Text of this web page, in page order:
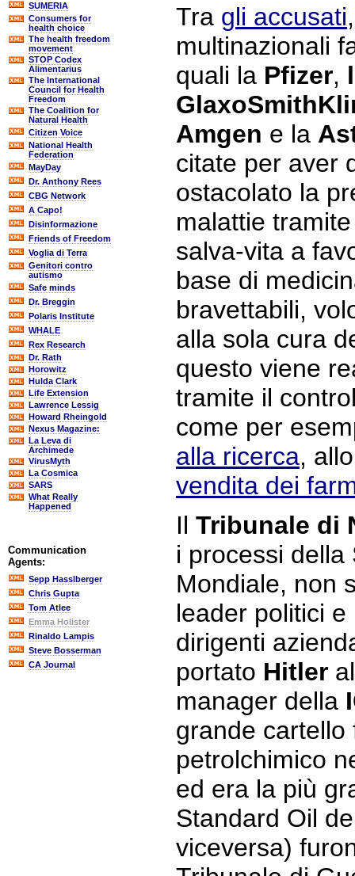
SUMERIA
Consumers for
health choice
The health freedom
movement
STOP Codex
Alimentarius
The International
Council for Health
Freedom
The Coalition for
Natural Health
Citizen Voice
National Health
Federation
MayDay
Dr. Anthony Rees
CBG Network
A Capo!
Disinformazione
Friends of Freedom
Voglia di Terra
Genitori contro
autismo
Safe minds
Dr. Breggin
Polaris Institute
WHALE
Rex Research
Dr. Rath
Horowitz
Hulda Clark
Life Extension
Lawrence Lessig
Howard Rheingold
Nexus Magazine:
La Leva di
Archimede
VirusMyth
La Cosmica
SARS
What Really
Happened
Communication
Agents:
Sepp Hasslberger
Chris Gupta
Tom Atlee
Emma Holister
Rinaldo Lampis
Steve Bosserman
CA Journal
Tra gli accusati
multinazionali
quali la Pfizer,
Amgen e la
citate per aver
ostacolato la
malattie
salva-vita a
base di
bravettabili,
alla sola cura
questo viene
tramite il
come per
alla ricerca,
vendita dei
Il Tribunale di
i processi della
Mondiale, non
leader politici
dirigenti
portato Hitler
manager della
grande cartello
petrolchimico
ed era la più
Standard Oil
viceversa)